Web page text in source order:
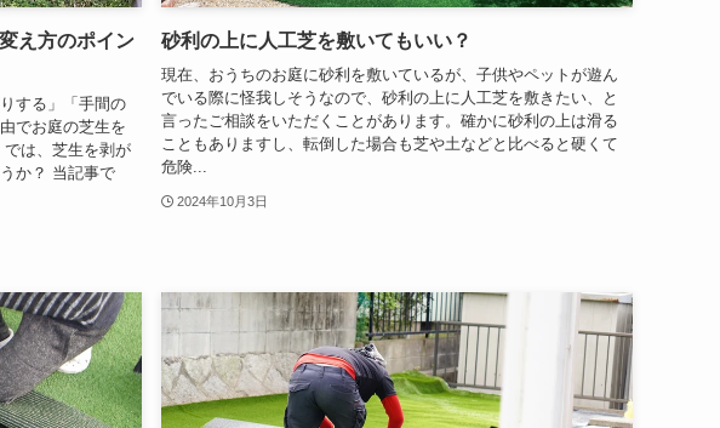
え方のポイン
する」「手間の
でお庭の芝生を
は、芝生を剥が
か？ 当記事で
砂利の上に人工芝を敷いてもいい？
現在、おうちのお庭に砂利を敷いているが、子供やペットが遊ん
でいる際に怪我しそうなので、砂利の上に人工芝を敷きたい、と
言ったご相談をいただくことがあります。確かに砂利の上は滑る
こともありますし、転倒した場合も芝や土などと比べると硬くて
危険...
2024年10月3日